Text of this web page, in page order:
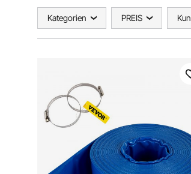
Kategorien PREIS